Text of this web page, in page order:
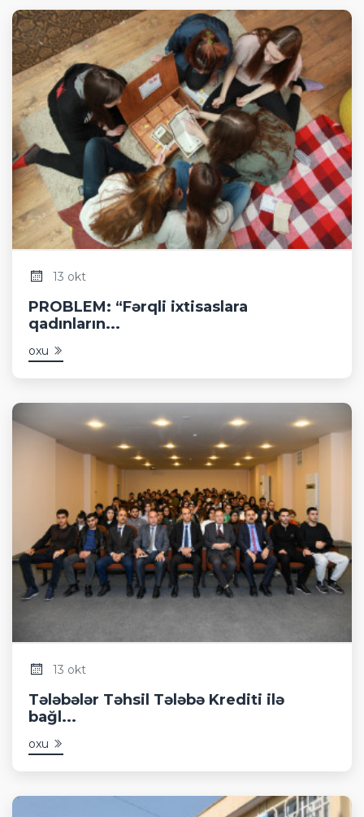
13 okt
PROBLEM: “Fərqli ixtisaslara
qadınların...
oxu
13 okt
Tələbələr Təhsil Tələbə Krediti ilə
bağl...
oxu